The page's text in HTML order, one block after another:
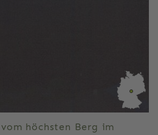
vom höchsten Berg im